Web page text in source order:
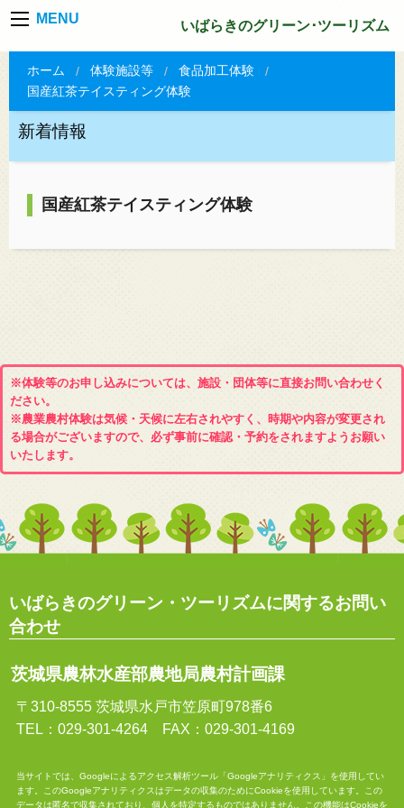
MENU いばらきのグリーン･ツーリズム
ホーム 体験施設等
食品加工体験
国産紅茶テイスティング体験
新着情報
国産紅茶テイスティング体験
※体験等のお申し込みについては、施設・団体等に直接お問い合わせく
ださい。
※農業農村体験は気候・天候に左右されやすく、時期や内容が変更され
る場合がございますので、必ず事前に確認・予約をされますようお願い
いたします。
いばらきのグリーン・ツーリズムに関するお問い
合わせ
茨城県農林水産部農地局農村計画課
〒310-8555 茨城県水戸市笠原町978番6
TEL：029-301-4264 FAX：029-301-4169
当サイトでは、Googleによるアクセス解析ツール「Googleアナリティクス」を使用してい
ます。このGoogleアナリティクスはデータの収集のためにCookieを使用しています。この
データは匿名で収集されており、個人を特定するものではありません。この機能はCookieを